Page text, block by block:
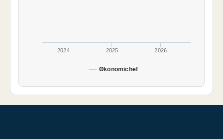
Økonomichef
2024 2025 2026